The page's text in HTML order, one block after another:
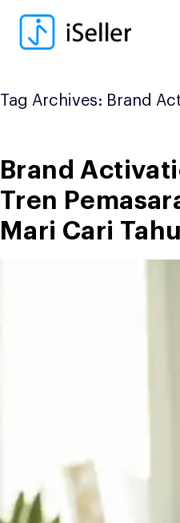
content
Tag Archives: Brand
Brand
Tren
Mari Cari